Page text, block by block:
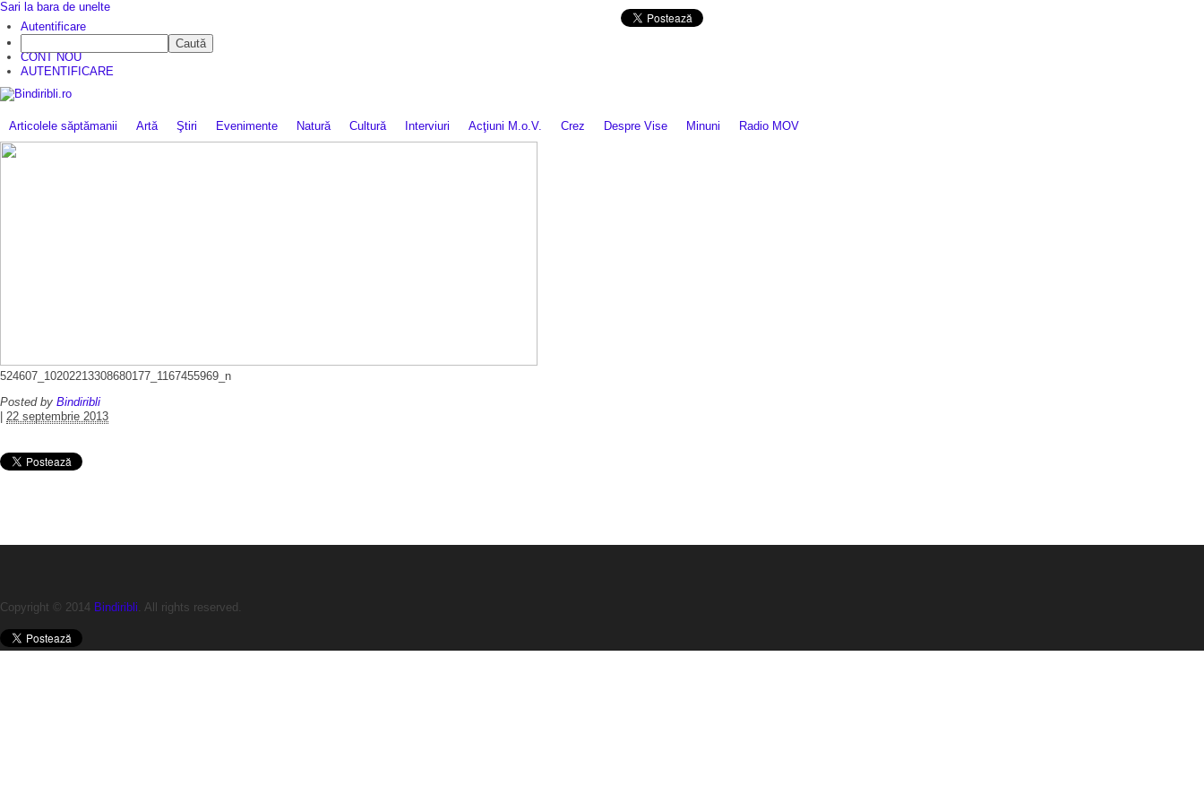
CONT NOU
AUTENTIFICARE
Articolele săptămanii Artă Ştiri Evenimente Natură Cultură Interviuri Acţiuni M.o.V. Crez Despre Vise Minuni Radio MOV
524607_10202213308680177_1167455969_n
Posted by Bindiribli
22 septembrie 2013
Copyright © 2014 Bindiribli. All rights reserved.
Sari la bara de unelte
Autentificare
Caută